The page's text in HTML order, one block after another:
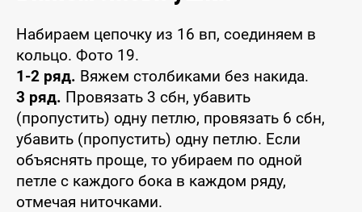
Набираем цепочку из 16 вп, соединяем в
кольцо. Фото 19.
1-2 ряд. Вяжем столбиками без накида.
3 ряд. Провязать 3 сбн, убавить
(пропустить) одну петлю, провязать 6 сбн,
убавить (пропустить) одну петлю. Если
объяснять проще, то убираем по одной
петле с каждого бока в каждом ряду,
отмечая ниточками.